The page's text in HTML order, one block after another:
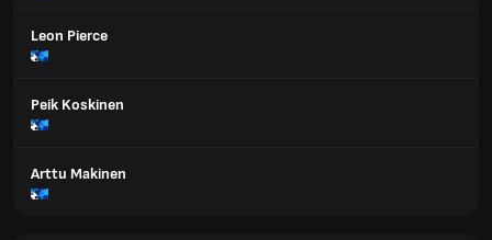
Leon Pierce
Peik Koskinen
Arttu Makinen